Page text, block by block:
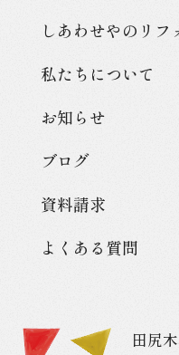
田尻
しあわせやのリフ
私たちについて
お知らせ
ブログ
資料請求
よくある質問